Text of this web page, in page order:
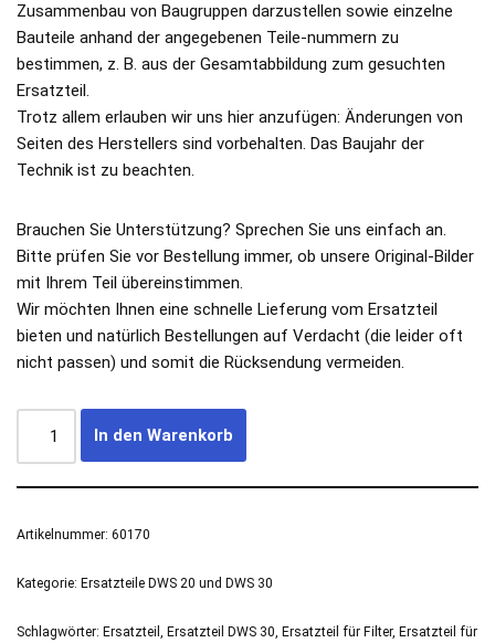
Zusammenbau von Baugruppen darzustellen sowie einzelne
Bauteile anhand der angegebenen Teile-nummern zu
bestimmen, z. B. aus der Gesamtabbildung zum gesuchten
Ersatzteil.
Trotz allem erlauben wir uns hier anzufügen: Änderungen von
Seiten des Herstellers sind vorbehalten. Das Baujahr der
Technik ist zu beachten.
Brauchen Sie Unterstützung? Sprechen Sie uns einfach an.
Bitte prüfen Sie vor Bestellung immer, ob unsere Original-Bilder
mit Ihrem Teil übereinstimmen.
Wir möchten Ihnen eine schnelle Lieferung vom Ersatzteil
bieten und natürlich Bestellungen auf Verdacht (die leider oft
nicht passen) und somit die Rücksendung vermeiden.
In den Warenkorb
Artikelnummer: 60170
Kategorie: Ersatzteile DWS 20 und DWS 30
Schlagwörter: Ersatzteil , Ersatzteil DWS 30, Ersatzteil für Filter, Ersatzteil für